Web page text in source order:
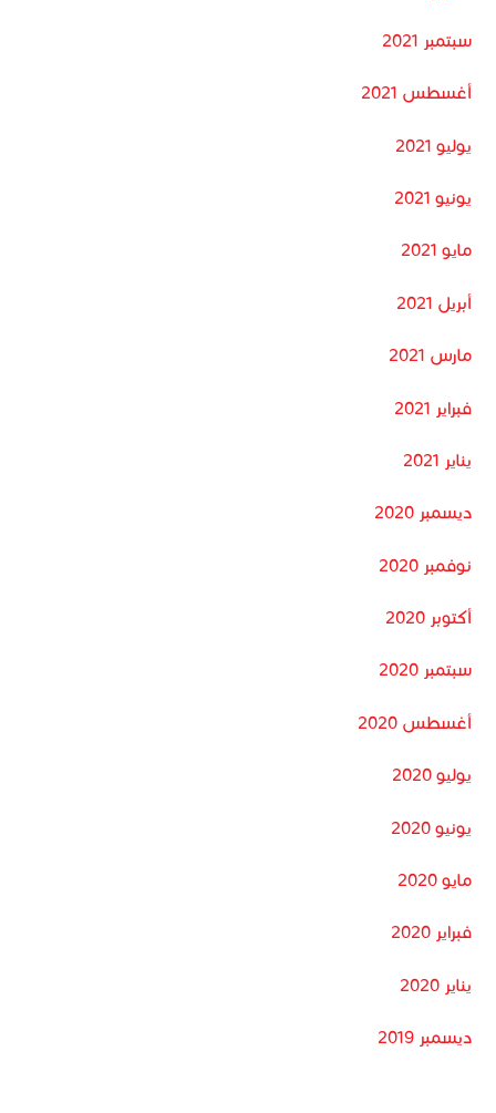
سبتمبر 2021
أغسطس 2021
يوليو 2021
يونيو 2021
مايو 2021
أبريل 2021
مارس 2021
فبراير 2021
يناير 2021
ديسمبر 2020
نوفمبر 2020
أكتوبر 2020
سبتمبر 2020
أغسطس 2020
يوليو 2020
يونيو 2020
مايو 2020
فبراير 2020
يناير 2020
ديسمبر 2019